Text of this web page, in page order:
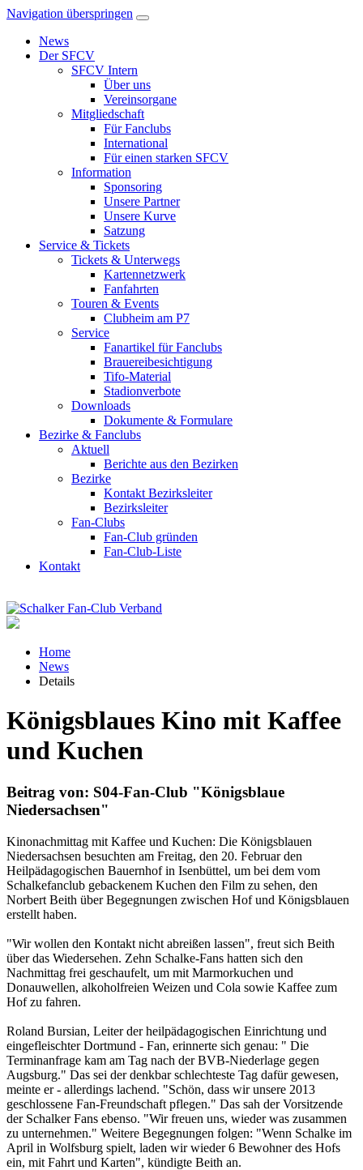
Navigation überspringen
News
Der SFCV
SFCV Intern
Über uns
Vereinsorgane
Mitgliedschaft
Für Fanclubs
International
Für einen starken SFCV
Information
Sponsoring
Unsere Partner
Unsere Kurve
Satzung
Service & Tickets
Tickets & Unterwegs
Kartennetzwerk
Fanfahrten
Touren & Events
Clubheim am P7
Service
Fanartikel für Fanclubs
Brauereibesichtigung
Tifo-Material
Stadionverbote
Downloads
Dokumente & Formulare
Bezirke & Fanclubs
Aktuell
Berichte aus den Bezirken
Bezirke
Kontakt Bezirksleiter
Bezirksleiter
Fan-Clubs
Fan-Club gründen
Fan-Club-Liste
Kontakt
Home
News
Details
Königsblaues Kino mit Kaffee
und Kuchen
Beitrag von: S04-Fan-Club "Königsblaue
Niedersachsen"
Kinonachmittag mit Kaffee und Kuchen: Die Königsblauen
Niedersachsen besuchten am Freitag, den 20. Februar den
Heilpädagogischen Bauernhof in Isenbüttel, um bei dem vom
Schalkefanclub gebackenem Kuchen den Film zu sehen, den
Norbert Beith über Begegnungen zwischen Hof und Königsblauen
erstellt haben.
"Wir wollen den Kontakt nicht abreißen lassen", freut sich Beith
über das Wiedersehen. Zehn Schalke-Fans hatten sich den
Nachmittag frei geschaufelt, um mit Marmorkuchen und
Donauwellen, alkoholfreien Weizen und Cola sowie Kaffee zum
Hof zu fahren.
Roland Bursian, Leiter der heilpädagogischen Einrichtung und
eingefleischter Dortmund - Fan, erinnerte sich genau: " Die
Terminanfrage kam am Tag nach der BVB-Niederlage gegen
Augsburg." Das sei der denkbar schlechteste Tag dafür gewesen,
meinte er - allerdings lachend. "Schön, dass wir unsere 2013
geschlossene Fan-Freundschaft pflegen." Das sah der Vorsitzende
der Schalker Fans ebenso. "Wir freuen uns, wieder was zusammen
zu unternehmen." Weitere Begegnungen folgen: "Wenn Schalke im
April in Wolfsburg spielt, laden wir wieder 6 Bewohner des Hofs
ein, mit Fahrt und Karten", kündigte Beith an.